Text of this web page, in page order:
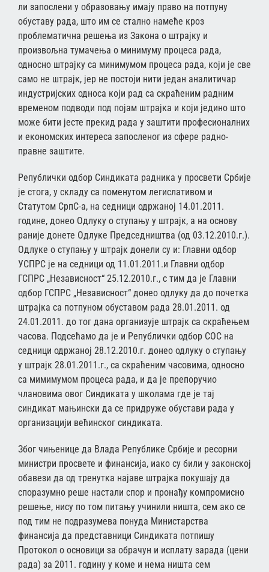
ли запослени у образовању имају право на потпуну
обуставу рада, што им се стално намеће кроз
проблематична решења из Закона о штрајку и
произвољна тумачења о минимуму процеса рада,
односно штрајку са минимумом процеса рада, који је све
само не штрајк, јер не постоји нити један аналитичар
индустријских односа који рад са скраћеним радним
временом подводи под појам штрајка и који једино што
може бити јесте прекид рада у заштити професионалних
и економских интереса запосленог из сфере радно-
правне заштите.
Републички одбор Синдиката радника у просвети Србије
је стога, у складу са поменутом легислативом и
Статутом СрпС-а, на седници одржаној 14.01.2011.
године, донео Одлуку о ступању у штрајк, а на основу
раније донете Одлуке Председништва (од 03.12.2010.г.).
Одлуке о ступању у штрајк донели су и: Главни одбор
УСПРС је на седници од 11.01.2011.и Главни одбор
ГСПРС „Независност“ 25.12.2010.г., с тим да је Главни
одбор ГСПРС „Независност“ донео одлуку да до почетка
штрајка са потпуном обуставом рада 28.01.2011. од
24.01.2011. до тог дана организује штрајк са скраћењем
часова. Подсећамо да је и Републички одбор СОС на
седници одржаној 28.12.2010.г. донео одлуку о ступању
у штрајк 28.01.2011.г., са скраћеним часовима, односно
са мимимумом процеса рада, и да је препоручио
члановима овог Синдиката у школама где је тај
синдикат мањински да се придруже обустави рада у
организацији већинског синдиката.
Због чињенице да Влада Републике Србије и ресорни
министри просвете и финансија, иако су били у законској
обавези да од тренутка најаве штрајка покушају да
споразумно реше настали спор и пронађу компромисно
решење, нису по том питању учинили ништа, сем ако се
под тим не подразумева понуда Министарства
финансија да представници Синдиката потпишу
Протокол о основици за обрачун и исплату зарада (цени
рада) за 2011. годину у коме и нема ништа сем